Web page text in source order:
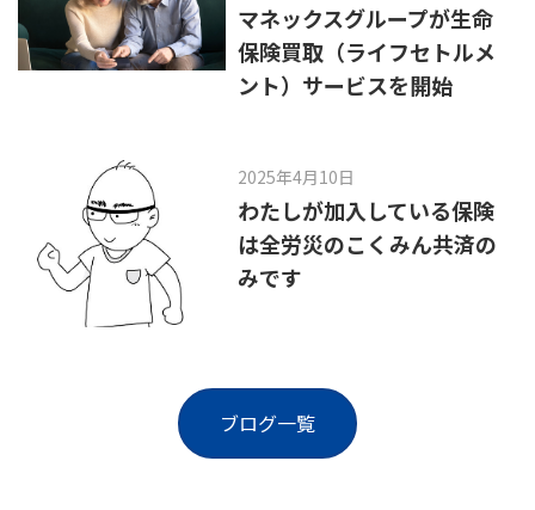
マネックスグループが生命
保険買取（ライフセトルメ
ント）サービスを開始
2025年4月10日
わたしが加入している保険
は全労災のこくみん共済の
みです
ブログ一覧